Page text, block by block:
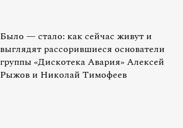
Было — стало: как сейчас живут и
выглядят рассорившиеся основатели
группы «Дискотека Авария» Алексей
Рыжов и Николай Тимофеев